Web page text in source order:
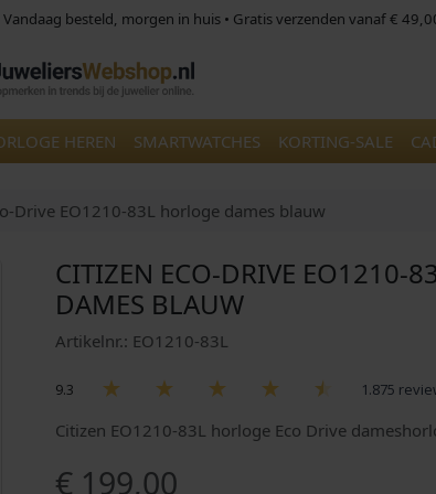
Vandaag besteld, morgen in huis • Gratis verzenden vanaf €
HEREN SMARTWATCHES KORTING-SALE
Drive EO1210-83L horloge dames blauw
CITIZEN ECO-DRIVE EO1210-
DAMES BLAUW
Artikelnr.: EO1210-83L
9.3 1.875
Citizen EO1210-83L horloge Eco Drive
€ 199,00